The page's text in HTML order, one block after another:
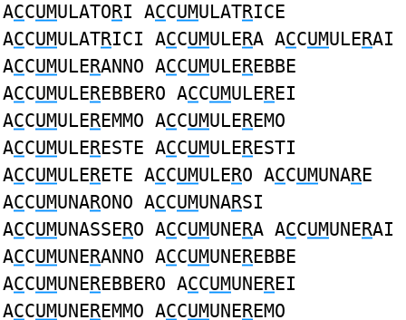
ACCUMULATORI ACCUMULATRICE
ACCUMULATRICI ACCUMULERA ACCUMULERAI
ACCUMULERANNO ACCUMULEREBBE
ACCUMULEREBBERO ACCUMULEREI
ACCUMULEREMMO ACCUMULEREMO
ACCUMULERESTE ACCUMULERESTI
ACCUMULERETE ACCUMULERO ACCUMUNARE
ACCUMUNARONO ACCUMUNARSI
ACCUMUNASSERO ACCUMUNERA ACCUMUNERAI
ACCUMUNERANNO ACCUMUNEREBBE
ACCUMUNEREBBERO ACCUMUNEREI
ACCUMUNEREMMO ACCUMUNEREMO